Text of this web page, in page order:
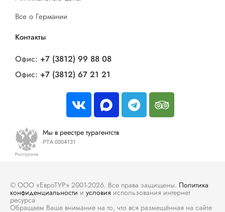
Все о Германии
Контакты
Офис: +7 (3812) 99 88 08
Офис: +7 (3812) 67 21 21
Мы в реестре турагентств
РТА 0004131
© ООО «ЕвроТУР» 2001-2026. Все права защищены. Политика
конфиденциальности и условия использования интернет
ресурса
Обращаем Ваше внимание на то, что вся размещённая на сайте